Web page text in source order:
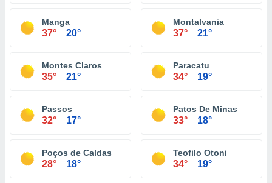
Manga
37° 20°
Montalvania
37° 21°
Montes Claros
35° 21°
Paracatu
34° 19°
Passos
32° 17°
Patos De Minas
33° 18°
Poços de Caldas
28° 18°
Teofilo Otoni
34° 19°